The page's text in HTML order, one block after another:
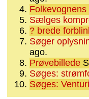
Sælges
? brede
Søger
ago.
Prøvebillede
Søges:
Søges: